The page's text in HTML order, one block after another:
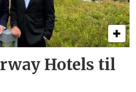
Hotels til